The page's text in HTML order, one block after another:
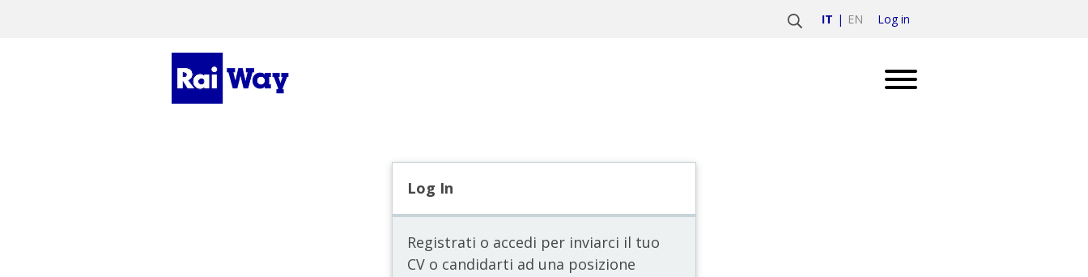
IT EN Log in
Log In
Registrati o accedi per inviarci il tuo
CV o candidarti ad una posizione